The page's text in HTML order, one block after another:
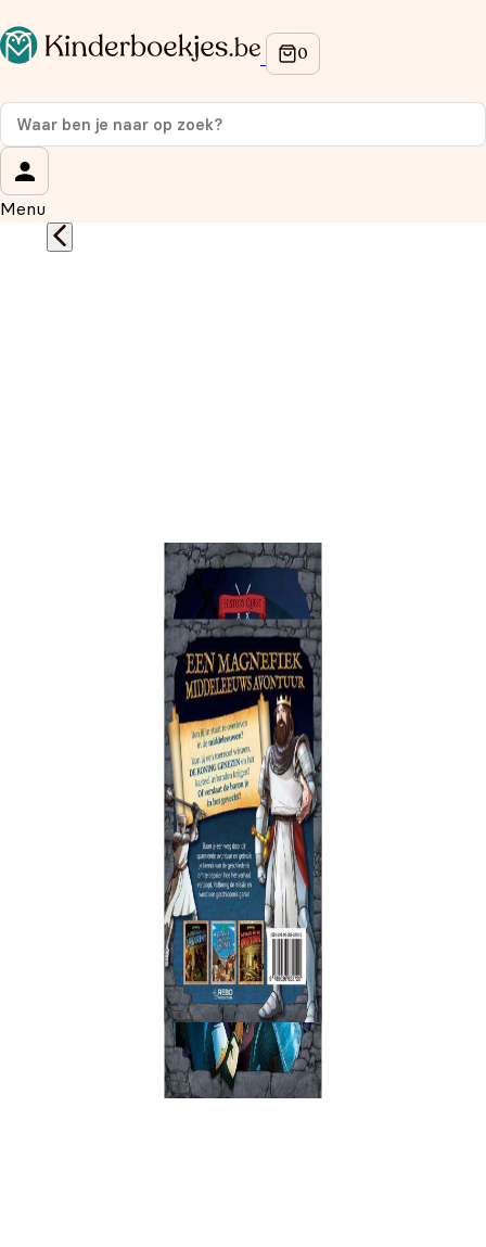
Menu
Op de hoogte blijven van onze acties?
Meld je aan voor onze nieuwsbrief en ontvang
korting
Wat is je voornaam?
Wat is je e-mailadres?